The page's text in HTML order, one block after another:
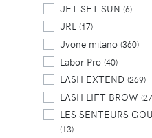
JET SET SUN (6)
JRL (17)
Jvone milano (360)
Labor Pro (40)
LASH EXTEND (269)
LASH LIFT BROW
LES SENTEURS
(13)